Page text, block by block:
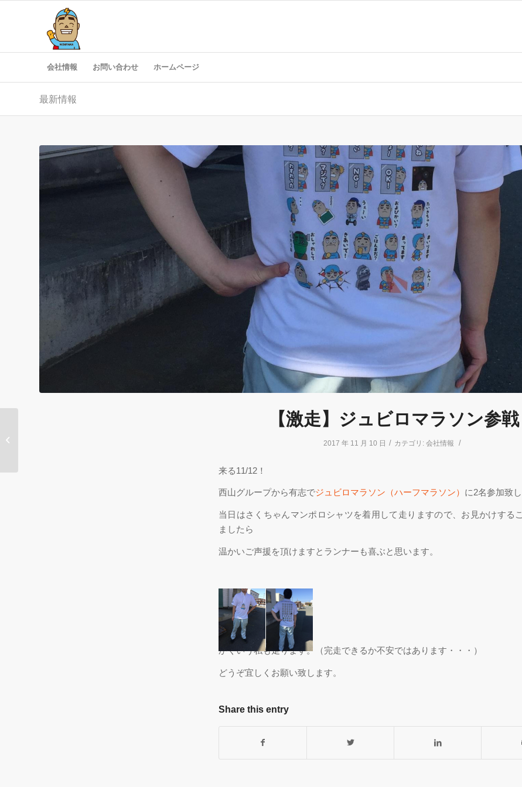
会社情報 お問い合わせ ホームページ
最新情報
【激走】ジュビロマラソン参戦
2017 年 11 月 10 日 / カテゴリ: 会社情報 /
来る11/12！
西山グループから有志でジュビロマラソン（ハーフマラソン） に2名参加致し
当日はさくちゃんマンポロシャツを着用して走りますので、お見かけする
ましたら
温かいご声援を頂けますとランナーも喜ぶと思います。
かくいう私も走ります。（完走できるか不安ではあります・・・）
どうぞ宜しくお願い致します。
Share this entry